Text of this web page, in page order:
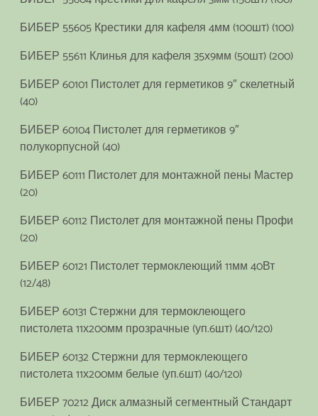
БИБЕР 55605 Крестики для кафеля 4мм (100шт) (100)
БИБЕР 55611 Клинья для кафеля 35х9мм (50шт) (200)
БИБЕР 60101 Пистолет для герметиков 9″ скелетный
(40)
БИБЕР 60104 Пистолет для герметиков 9″
полукорпусной (40)
БИБЕР 60111 Пистолет для монтажной пены Мастер
(20)
БИБЕР 60112 Пистолет для монтажной пены Профи
(20)
БИБЕР 60121 Пистолет термоклеющий 11мм 40Вт
(12/48)
БИБЕР 60131 Стержни для термоклеющего
пистолета 11х200мм прозрачные (уп.6шт) (40/120)
БИБЕР 60132 Стержни для термоклеющего
пистолета 11х200мм белые (уп.6шт) (40/120)
БИБЕР 70212 Диск алмазный сегментный Стандарт